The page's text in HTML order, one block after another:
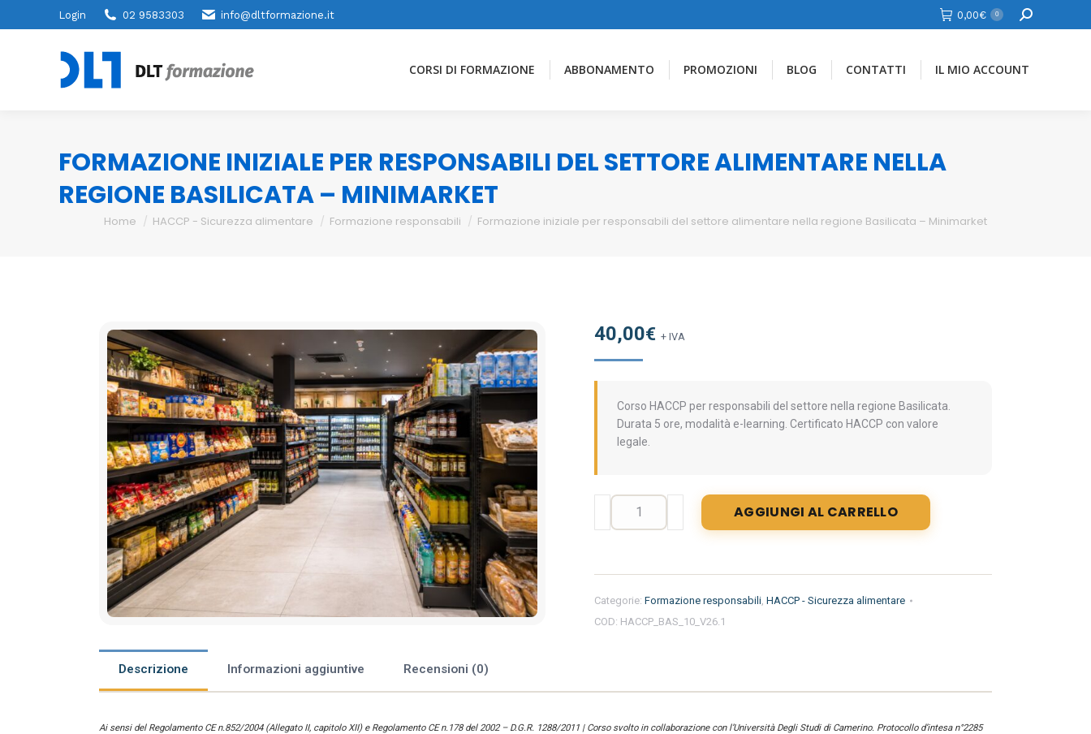
Login 02 9583303 info@dltformazione.it 0,00€ 0 Cerca
CORSI DI FORMAZIONE ABBONAMENTO PROMOZIONI BLOG CONTATTI IL MIO ACCOUNT
FORMAZIONE INIZIALE PER RESPONSABILI DEL SETTORE ALIMENTARE NELLA
REGIONE BASILICATA – MINIMARKET
You are here:
Home HACCP - Sicurezza alimentare Formazione responsabili Formazione iniziale per responsabili del settore alimentare nella regione Basilicata – Minimarket
40,00€ + IVA
Corso HACCP per responsabili del settore nella regione Basilicata.
Durata 5 ore, modalità e-learning. Certificato HACCP con valore
legale.
Formazione
del
alimentare
nella
AGGIUNGI AL CARRELLO
Categorie: Formazione responsabili, HACCP - Sicurezza alimentare
COD: HACCP_BAS_10_V26.1
Descrizione Informazioni aggiuntive Recensioni (0)
Ai sensi del Regolamento CE n.852/2004 (Allegato II, capitolo XII) e Regolamento CE n.178 del 2002 – D.G.R. 1288/2011 | Corso svolto in collaborazione con l’Università Degli Studi di Camerino. Protocollo d’intesa n°2285